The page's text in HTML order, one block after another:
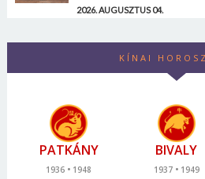
2026. AUGUSZTUS 04.
KÍNAI
PATKÁNY
1936
1948
BIVALY
1937
1949